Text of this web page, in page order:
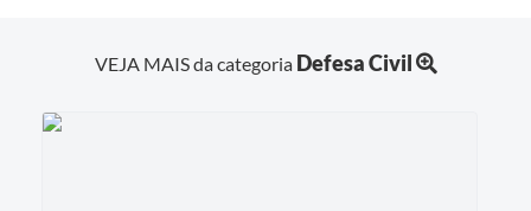
VEJA MAIS da categoria Defesa Civil